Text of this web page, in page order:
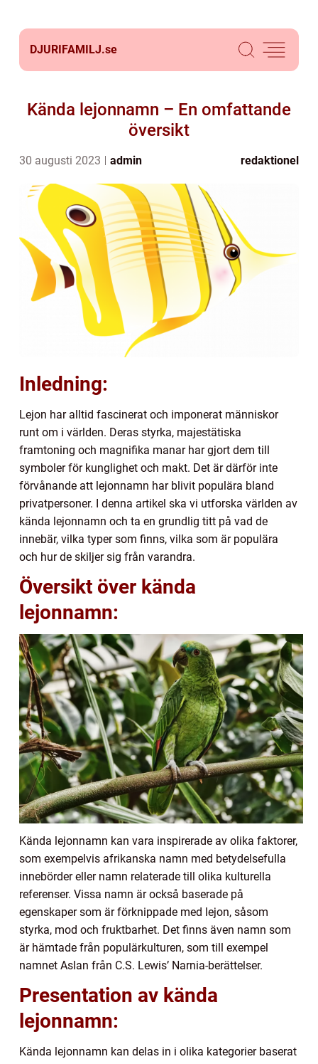
DJURIFAMILJ.se
Kända lejonnamn – En omfattande
översikt
30 augusti 2023 admin redaktionel
Inledning:
Lejon har alltid fascinerat och imponerat människor
runt om i världen. Deras styrka, majestätiska
framtoning och magnifika manar har gjort dem till
symboler för kunglighet och makt. Det är därför inte
förvånande att lejonnamn har blivit populära bland
privatpersoner. I denna artikel ska vi utforska världen av
kända lejonnamn och ta en grundlig titt på vad de
innebär, vilka typer som finns, vilka som är populära
och hur de skiljer sig från varandra.
Översikt över kända
lejonnamn:
Kända lejonnamn kan vara inspirerade av olika faktorer,
som exempelvis afrikanska namn med betydelsefulla
innebörder eller namn relaterade till olika kulturella
referenser. Vissa namn är också baserade på
egenskaper som är förknippade med lejon, såsom
styrka, mod och fruktbarhet. Det finns även namn som
är hämtade från populärkulturen, som till exempel
namnet Aslan från C.S. Lewis’ Narnia-berättelser.
Presentation av kända
lejonnamn:
Kända lejonnamn kan delas in i olika kategorier baserat